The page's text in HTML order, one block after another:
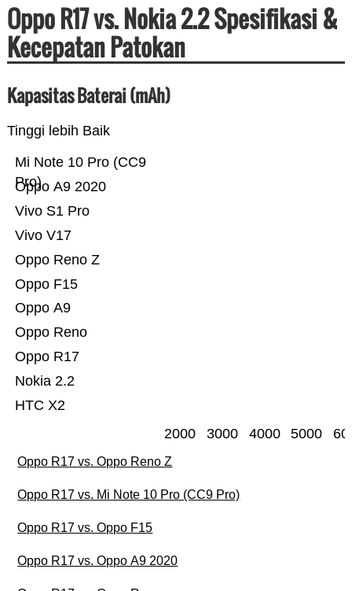
Oppo R17 vs. Nokia 2.2 Spesifikasi &
Kecepatan Patokan
Kapasitas Baterai (mAh)
Tinggi lebih Baik
HTC X2
Nokia 2.2
Oppo R17
Oppo Reno
Oppo A9
Oppo F15
Oppo Reno Z
Vivo V17
Vivo S1 Pro
Oppo A9 2020
Mi Note 10 Pro (CC9
Pro)
2000 3000 4000 5000
Oppo R17 vs. Oppo Reno Z
Oppo R17 vs. Mi Note 10 Pro (CC9 Pro)
Oppo R17 vs. Oppo F15
Oppo R17 vs. Oppo A9 2020